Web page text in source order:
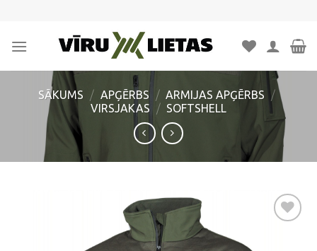
content
SĀKUMS / APĢĒRBS / ARMIJAS APĢĒRBS
/
VIRSJAKAS
/ SOFTSHELL